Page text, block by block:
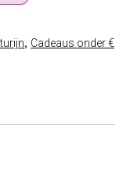
, Cadeaus onder €